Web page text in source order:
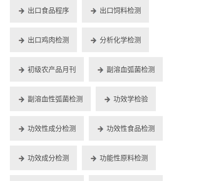
出口食品程序 出口饲料检测
出口鸡肉检测 分析化学检测
初级农产品月刊 副溶血弧菌检测
副溶血性弧菌检测 功效学检验
功效性成分检测 功效性食品检测
功效成分检测 功能性原料检测